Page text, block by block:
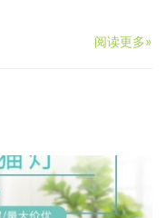
阅读更多»